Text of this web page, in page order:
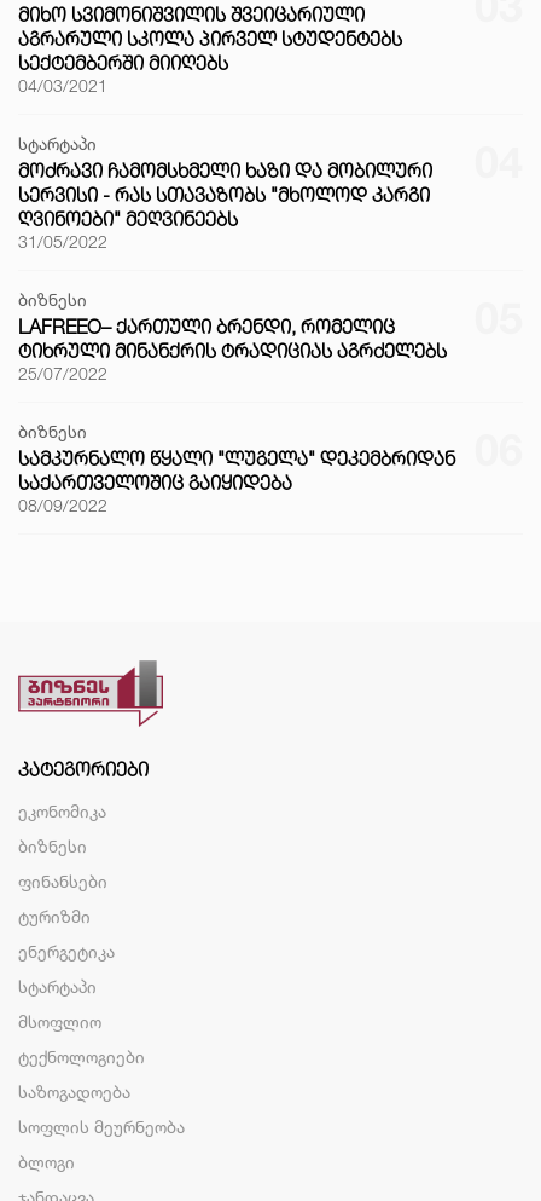
ᲛᲘᲮᲝ ᲡᲕᲘᲛᲝᲜᲘᲨᲕᲘᲚᲘᲡ ᲨᲕᲔᲘᲪᲐᲠᲘᲣᲚᲘ
ᲐᲒᲠᲐᲠᲣᲚᲘ ᲡᲙᲝᲚᲐ ᲞᲘᲠᲕᲔᲚ ᲡᲢᲣᲓᲔᲜᲢᲔᲑᲡ
ᲡᲔᲥᲢᲔᲛᲑᲔᲠᲨᲘ ᲛᲘᲘᲦᲔᲑᲡ
04/03/2021
სტარტაპი
ᲛᲝᲫᲠᲐᲕᲘ ᲩᲐᲛᲝᲛᲡᲮᲛᲔᲚᲘ ᲮᲐᲖᲘ ᲓᲐ ᲛᲝᲑᲘᲚᲣᲠᲘ
ᲡᲔᲠᲕᲘᲡᲘ - ᲠᲐᲡ ᲡᲗᲐᲕᲐᲖᲝᲑᲡ "ᲛᲮᲝᲚᲝᲓ ᲙᲐᲠᲒᲘ
ᲦᲕᲘᲜᲝᲔᲑᲘ" ᲛᲔᲦᲕᲘᲜᲔᲔᲑᲡ
31/05/2022
ბიზნესი
LAFREEO– ᲥᲐᲠᲗᲣᲚᲘ ᲑᲠᲔᲜᲓᲘ, ᲠᲝᲛᲔᲚᲘᲪ
ᲢᲘᲮᲠᲣᲚᲘ ᲛᲘᲜᲐᲜᲥᲠᲘᲡ ᲢᲠᲐᲓᲘᲪᲘᲐᲡ ᲐᲒᲠᲫᲔᲚᲔᲑᲡ
25/07/2022
ბიზნესი
ᲡᲐᲛᲙᲣᲠᲜᲐᲚᲝ ᲬᲧᲐᲚᲘ "ᲚᲣᲒᲔᲚᲐ" ᲓᲔᲙᲔᲛᲑᲠᲘᲓᲐᲜ
ᲡᲐᲥᲐᲠᲗᲕᲔᲚᲝᲨᲘᲪ ᲒᲐᲘᲧᲘᲓᲔᲑᲐ
08/09/2022
ᲙᲐᲢᲔᲒᲝᲠᲘᲔᲑᲘ
ეკონომიკა
ბიზნესი
ფინანსები
ტურიზმი
ენერგეტიკა
სტარტაპი
მსოფლიო
ტექნოლოგიები
საზოგადოება
სოფლის მეურნეობა
ბლოგი
ჯანდაცვა